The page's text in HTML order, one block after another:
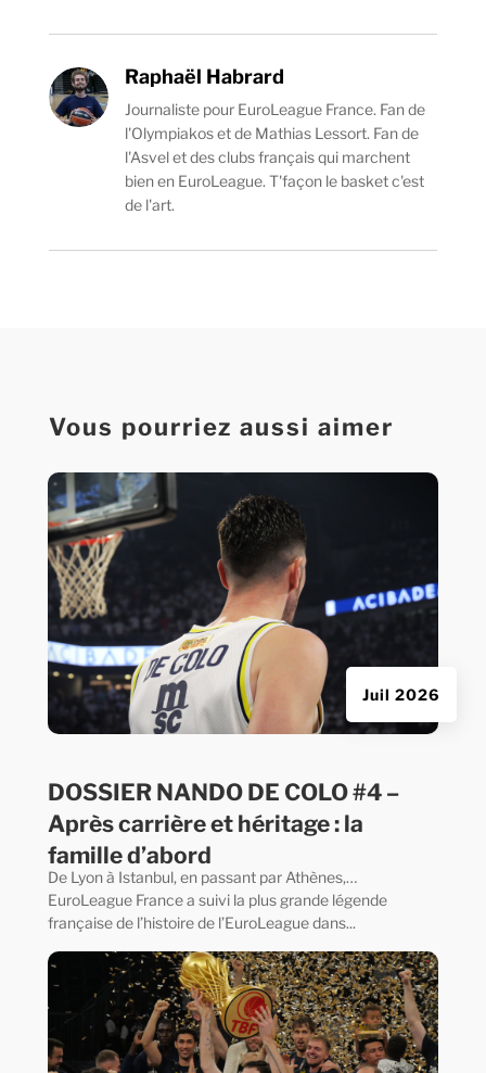
Raphaël Habrard
Journaliste pour EuroLeague France. Fan de
l'Olympiakos et de Mathias Lessort. Fan de
l'Asvel et des clubs français qui marchent
bien en EuroLeague. T'façon le basket c'est
de l'art.
Vous pourriez aussi aimer
DOSSIER NANDO DE COLO #4 –
Après carrière et héritage : la
famille d’abord
Juil 2026
De Lyon à Istanbul, en passant par Athènes,…
EuroLeague France a suivi la plus grande légende
française de l’histoire de l’EuroLeague dans...